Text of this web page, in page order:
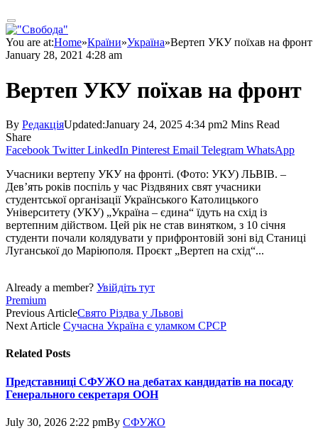
You are at:Home»Країни»Україна»Вертеп УКУ поїхав на фронт
January 28, 2021 4:28 am
Вертеп УКУ поїхав на фронт
By РедакціяUpdated:January 24, 2025 4:34 pm2 Mins Read
Share
Facebook Twitter LinkedIn Pinterest Email Telegram WhatsApp
Учасники вертепу УКУ на фронті. (Фото: УКУ) ЛЬВІВ. –
Дев’ять років поспіль у час Різдвяних свят учасники
студентської організації Українського Католицького
Університету (УКУ) „Україна – єдина“ їдуть на схід із
вертепним дійством. Цей рік не став винятком, з 10 січня
студенти почали колядувати у прифронтовій зоні від Станиці
Луганської до Маріюполя. Проєкт „Вертеп на схід“...
Already a member? Увійдіть тут
Premium
Previous ArticleСвято Різдва у Львові
Next Article Сучасна Україна є уламком СРСР
Related Posts
Представниці СФУЖО на дебатах кандидатів на посаду
Генерального секретаря ООН
July 30, 2026 2:22 pmBy СФУЖО